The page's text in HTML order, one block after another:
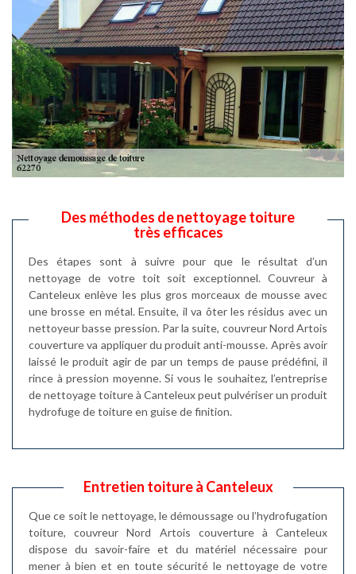
Des méthodes de nettoyage toiture
très efficaces
Des étapes sont à suivre pour que le résultat d’un
nettoyage de votre toit soit exceptionnel. Couvreur à
Canteleux enlève les plus gros morceaux de mousse avec
une brosse en métal. Ensuite, il va ôter les résidus avec un
nettoyeur basse pression. Par la suite, couvreur Nord Artois
couverture va appliquer du produit anti-mousse. Après avoir
laissé le produit agir de par un temps de pause prédéfini, il
rince à pression moyenne. Si vous le souhaitez, l’entreprise
de nettoyage toiture à Canteleux peut pulvériser un produit
hydrofuge de toiture en guise de finition.
Entretien toiture à Canteleux
Que ce soit le nettoyage, le démoussage ou l’hydrofugation
toiture, couvreur Nord Artois couverture à Canteleux
dispose du savoir-faire et du matériel nécessaire pour
mener à bien et en toute sécurité le nettoyage de votre